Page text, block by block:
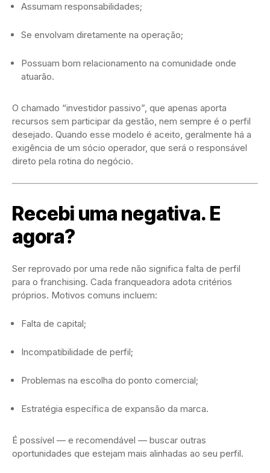
Assumam responsabilidades;
Se envolvam diretamente na operação;
Possuam bom relacionamento na comunidade onde
atuarão.
O chamado “investidor passivo”, que apenas aporta
recursos sem participar da gestão, nem sempre é o perfil
desejado. Quando esse modelo é aceito, geralmente há a
exigência de um sócio operador, que será o responsável
direto pela rotina do negócio.
Recebi uma negativa. E
agora?
Ser reprovado por uma rede não significa falta de perfil
para o franchising. Cada franqueadora adota critérios
próprios. Motivos comuns incluem:
Falta de capital;
Incompatibilidade de perfil;
Problemas na escolha do ponto comercial;
Estratégia específica de expansão da marca.
É possível — e recomendável — buscar outras
oportunidades que estejam mais alinhadas ao seu perfil.